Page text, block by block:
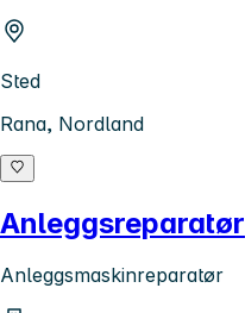
Sted
Rana, Nordland
Anleggsreparatør
Anleggsmaskinreparatør